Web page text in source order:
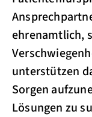
ehrenamtlich,
unterstützen
Sorgen
Lösungen zu